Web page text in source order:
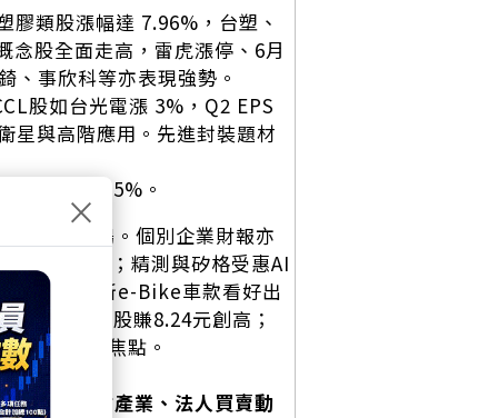
類股漲幅達 7.96%，台塑、
股全面走高，雷虎漲停、6月
、事欣科等亦表現強勢。
股如台光電漲 3%，Q2 EPS
星與高階應用。先進封裝題材
估季減近25%。
隨股價上揚。個別企業財報亦
力拚轉盈；精測與矽格受惠AI
利達推出新e-Bike車款看好出
上半年每股賺8.24元創高；
成為市場焦點。
每日重點產業、法人買賣動
×